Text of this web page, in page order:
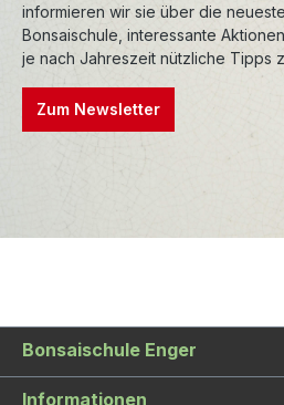
informieren wir sie über die
Bonsaischule, interessante
je nach Jahreszeit nützliche Tipps
Zum Newsletter
Bonsaischule Enger
Informationen